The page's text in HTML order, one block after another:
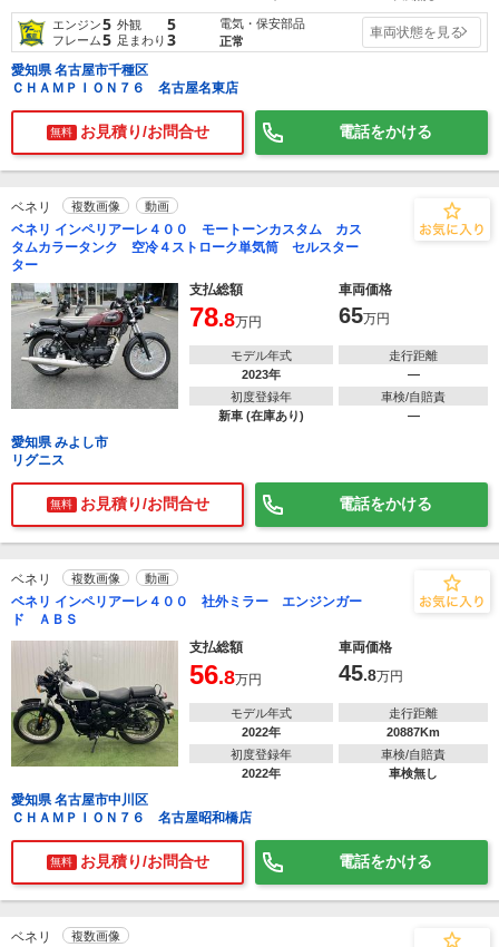
エンジン5 外観 5
フレーム5 足まわり 3
電気・保安部品
正常
車両状態を見る
愛知県 名古屋市千種区
ＣＨＡＭＰＩＯＮ７６ 名古屋名東店
無料 お見積り/お問合せ 電話をかける
ベネリ 複数画像 動画
ベネリ インペリアーレ４００ モートーンカスタム カス
タムカラータンク 空冷４ストローク単気筒 セルスター
ター
支払総額
車両価格
78.8万円 65万円
モデル年式
2023年
走行距離
―
初度登録年
新車 (在庫あり)
車検/自賠責
―
愛知県 みよし市
リグニス
無料 お見積り/お問合せ 電話をかける
ベネリ 複数画像 動画
ベネリ インペリアーレ４００ 社外ミラー エンジンガー
ド ＡＢＳ
支払総額
車両価格
56.8万円 45.8万円
モデル年式
2022年
走行距離
20887Km
初度登録年
2022年
車検/自賠責
車検無し
愛知県 名古屋市中川区
ＣＨＡＭＰＩＯＮ７６ 名古屋昭和橋店
無料 お見積り/お問合せ 電話をかける
ベネリ 複数画像